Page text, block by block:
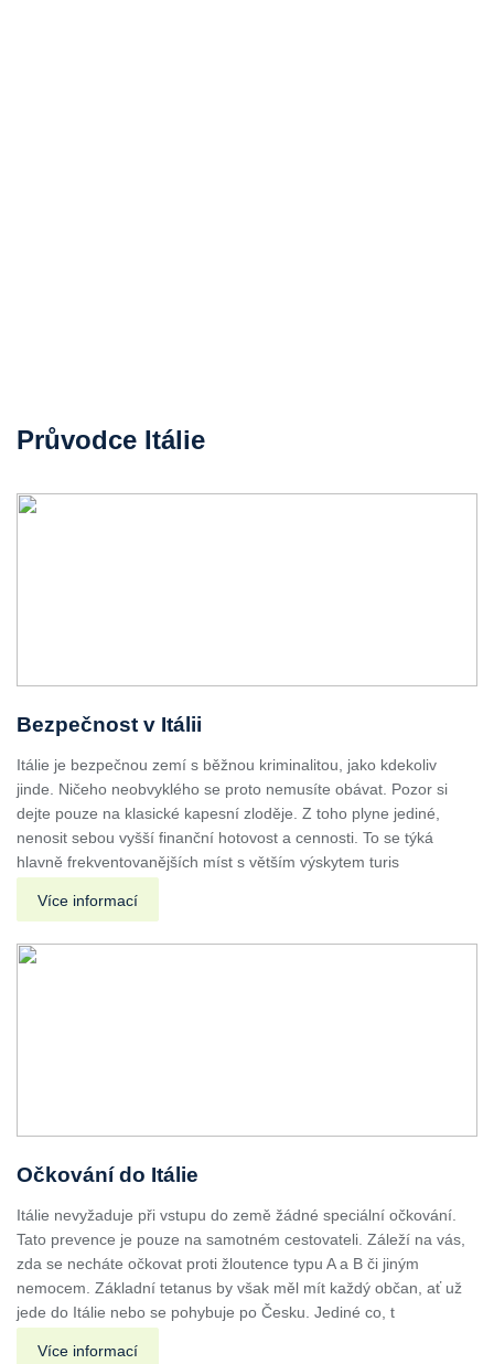
Průvodce Itálie
Bezpečnost v Itálii
Itálie je bezpečnou zemí s běžnou kriminalitou, jako kdekoliv
jinde. Ničeho neobvyklého se proto nemusíte obávat. Pozor si
dejte pouze na klasické kapesní zloděje. Z toho plyne jediné,
nenosit sebou vyšší finanční hotovost a cennosti. To se týká
hlavně frekventovanějších míst s větším výskytem turis
Více informací
Očkování do Itálie
Itálie nevyžaduje při vstupu do země žádné speciální očkování.
Tato prevence je pouze na samotném cestovateli. Záleží na vás,
zda se necháte očkovat proti žloutence typu A a B či jiným
nemocem. Základní tetanus by však měl mít každý občan, ať už
jede do Itálie nebo se pohybuje po Česku. Jediné co, t
Více informací